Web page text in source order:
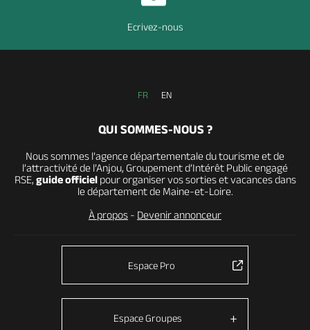
Ecrivez-nous
FR EN
QUI SOMMES-NOUS ?
Nous sommes l’agence départementale du tourisme et de
l’attractivité de l’Anjou, Groupement d’Intérêt Public engagé
RSE, guide officielpour organiser vos sorties et vacances dans
le département de Maine-et-Loire.
À propos - Devenir annonceur
Espace Pro
Espace Groupes